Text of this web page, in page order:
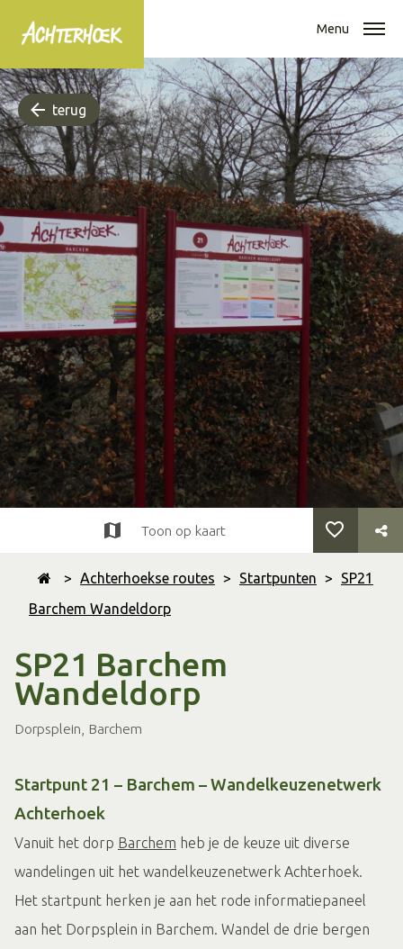
Menu
terug
> Achterhoekse routes > Startpunten >
SP21
Barchem Wandeldorp
SP21 Barchem
Wandeldorp
Dorpsplein, Barchem
Toon op kaart
Startpunt 21 – Barchem – Wandelkeuzenetwerk
Achterhoek
Vanuit het dorp Barchem heb je de keuze uit diverse
wandelingen uit het wandelkeuzenetwerk Achterhoek.
Het startpunt herken je aan het rode informatiepaneel
aan het Dorpsplein in Barchem. Wandel de drie bergen